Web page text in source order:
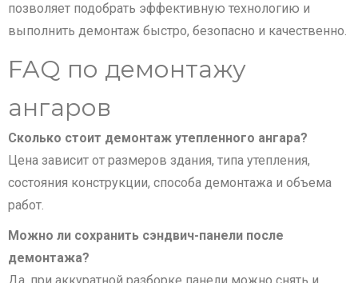
позволяет подобрать эффективную технологию и
выполнить демонтаж быстро, безопасно и качественно.
FAQ по демонтажу
ангаров
Сколько стоит демонтаж утепленного ангара?
Цена зависит от размеров здания, типа утепления,
состояния конструкции, способа демонтажа и объема
работ.
Можно ли сохранить сэндвич-панели после
демонтажа?